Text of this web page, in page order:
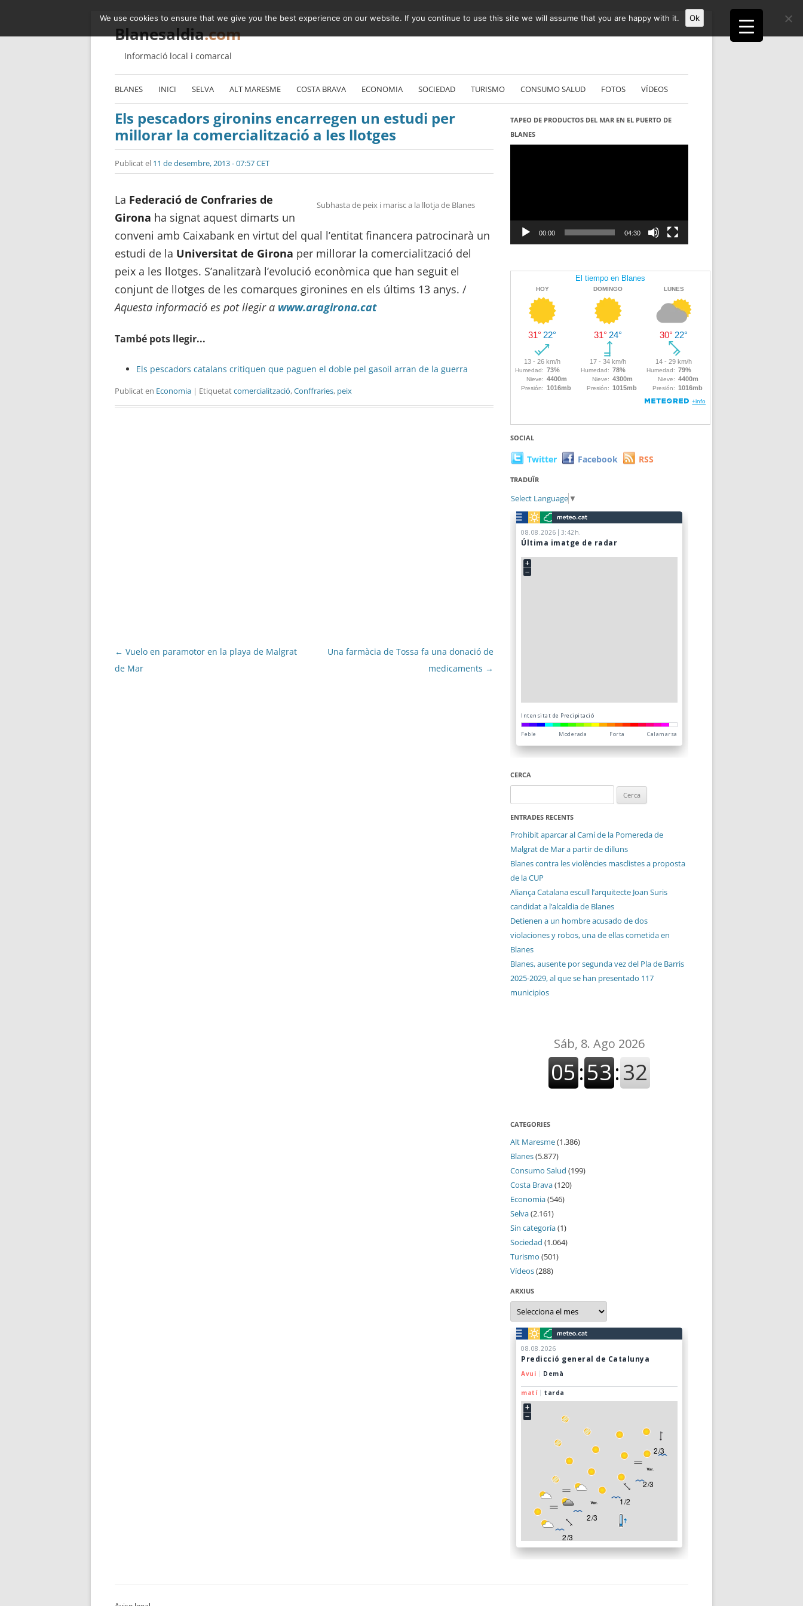
Blanesaldia.com
Informació local i comarcal
Vés
al
contingut
BLANES INICI SELVA ALT MARESME COSTA BRAVA ECONOMIA SOCIEDAD TURISMO CONSUMO SALUD FOTOS VÍDEOS
Els pescadors gironins encarregen un estudi per
millorar la comercialització a les llotges
Publicat el 11 de desembre, 2013 - 07:57 CET
Subhasta de peix i marisc a la llotja de Blanes
La Federació de Confraries de
Girona ha signat aquest dimarts un
conveni amb Caixabank en virtut del qual l’entitat financera patrocinarà un
estudi de la Universitat de Girona per millorar la comercialització del
peix a les llotges. S’analitzarà l’evolució econòmica que han seguit el
conjunt de llotges de les comarques gironines en els últims 13 anys. /
Aquesta informació es pot llegir a www.aragirona.cat
També pots llegir...
Els pescadors catalans critiquen que paguen el doble pel gasoil arran de la guerra
Publicat en Economia | Etiquetatcomercialització,Conffraries, peix
Navegació
per
← Vuelo en paramotor en la playa de Malgrat
de Mar
Una farmàcia de Tossa fa una donació de
medicaments →
TAPEO DE PRODUCTOS DEL MAR EN EL PUERTO DE
BLANES
Reproductor
00:00 04:30
SOCIAL
Twitter Facebook RSS
TRADUÏR
Select Language ▼
CERCA
ENTRADES RECENTS
Prohibit aparcar al Camí de la Pomereda de
Malgrat de Mar a partir de dilluns
Blanes contra les violències masclistes a proposta
de la CUP
Aliança Catalana escull l’arquitecte Joan Suris
candidat a l’alcaldia de Blanes
Detienen a un hombre acusado de dos
violaciones y robos, una de ellas cometida en
Blanes
Blanes, ausente por segunda vez del Pla de Barris
2025-2029, al que se han presentado 117
municipios
CATEGORIES
Alt Maresme(1.386)
Blanes(5.877)
Consumo Salud (199)
Costa Brava(120)
Economia(546)
Selva(2.161)
Sin categoría(1)
Sociedad (1.064)
Turismo (501)
Vídeos(288)
ARXIUS
Arxius
We use cookies to ensure that we give you the best experience on our website. If you continue to use this site we will assume that you are happy with it. Ok